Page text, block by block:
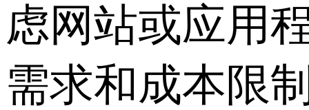
虑网站或应用
需求和成本限